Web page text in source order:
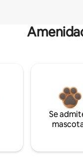
Se